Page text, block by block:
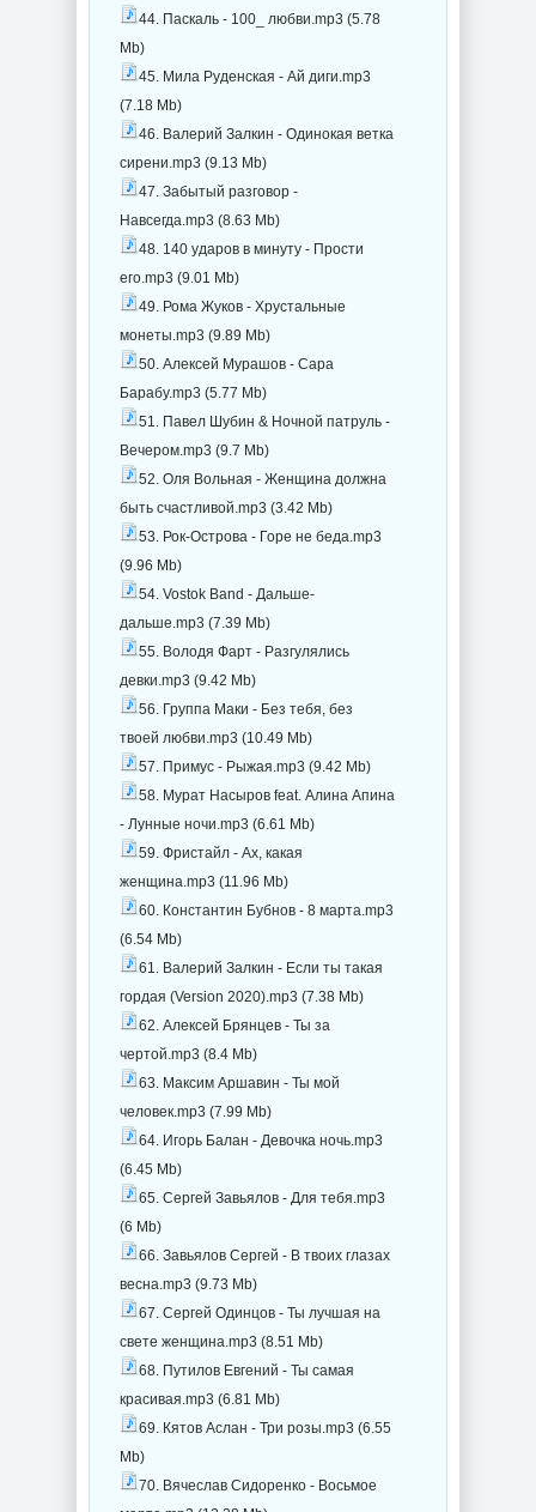
44. Паскаль - 100_ любви.mp3 (5.78
Mb)
45. Мила Руденская - Ай диги.mp3
(7.18 Mb)
46. Валерий Залкин - Одинокая ветка
сирени.mp3 (9.13 Mb)
47. Забытый разговор -
Навсегда.mp3 (8.63 Mb)
48. 140 ударов в минуту - Прости
его.mp3 (9.01 Mb)
49. Рома Жуков - Хрустальные
монеты.mp3 (9.89 Mb)
50. Алексей Мурашов - Сара
Барабу.mp3 (5.77 Mb)
51. Павел Шубин & Ночной патруль -
Вечером.mp3 (9.7 Mb)
52. Оля Вольная - Женщина должна
быть счастливой.mp3 (3.42 Mb)
53. Рок-Острова - Горе не беда.mp3
(9.96 Mb)
54. Vostok Band - Дальше-
дальше.mp3 (7.39 Mb)
55. Володя Фарт - Разгулялись
девки.mp3 (9.42 Mb)
56. Группа Маки - Без тебя, без
твоей любви.mp3 (10.49 Mb)
57. Примус - Рыжая.mp3 (9.42 Mb)
58. Мурат Насыров feat. Алина Апина
- Лунные ночи.mp3 (6.61 Mb)
59. Фристайл - Ах, какая
женщина.mp3 (11.96 Mb)
60. Константин Бубнов - 8 марта.mp3
(6.54 Mb)
61. Валерий Залкин - Если ты такая
гордая (Version 2020).mp3 (7.38 Mb)
62. Алексей Брянцев - Ты за
чертой.mp3 (8.4 Mb)
63. Максим Аршавин - Ты мой
человек.mp3 (7.99 Mb)
64. Игорь Балан - Девочка ночь.mp3
(6.45 Mb)
65. Сергей Завьялов - Для тебя.mp3
(6 Mb)
66. Завьялов Сергей - В твоих глазах
весна.mp3 (9.73 Mb)
67. Сергей Одинцов - Ты лучшая на
свете женщина.mp3 (8.51 Mb)
68. Путилов Евгений - Ты самая
красивая.mp3 (6.81 Mb)
69. Кятов Аслан - Три розы.mp3 (6.55
Mb)
70. Вячеслав Сидоренко - Восьмое